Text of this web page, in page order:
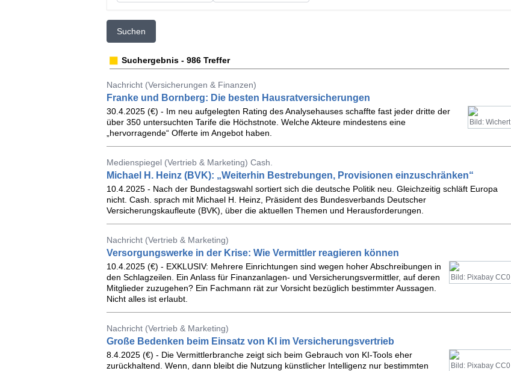
Suchen
Suchergebnis - 986 Treffer
Nachricht (Versicherungen & Finanzen)
Franke und Bornberg: Die besten Hausratversicherungen
Bild: Wichert
30.4.2025 (€) - Im neu aufgelegten Rating des Analysehauses schaffte fast jeder dritte der
über 350 untersuchten Tarife die Höchstnote. Welche Akteure mindestens eine
„hervorragende“ Offerte im Angebot haben.
Medienspiegel (Vertrieb & Marketing) Cash.
Michael H. Heinz (BVK): „Weiterhin Bestrebungen, Provisionen einzuschränken“
10.4.2025 - Nach der Bundestagswahl sortiert sich die deutsche Politik neu. Gleichzeitig schläft Europa
nicht. Cash. sprach mit Michael H. Heinz, Präsident des Bundesverbands Deutscher
Versicherungskaufleute (BVK), über die aktuellen Themen und Herausforderungen.
Nachricht (Vertrieb & Marketing)
Versorgungswerke in der Krise: Wie Vermittler reagieren können
Bild: Pixabay CC0
10.4.2025 (€) - EXKLUSIV: Mehrere Einrichtungen sind wegen hoher Abschreibungen in
den Schlagzeilen. Ein Anlass für Finanzanlagen- und Versicherungsvermittler, auf deren
Mitglieder zuzugehen? Ein Fachmann rät zur Vorsicht bezüglich bestimmter Aussagen.
Nicht alles ist erlaubt.
Nachricht (Vertrieb & Marketing)
Große Bedenken beim Einsatz von KI im Versicherungsvertrieb
Bild: Pixabay CC0
8.4.2025 (€) - Die Vermittlerbranche zeigt sich beim Gebrauch von KI-Tools eher
zurückhaltend. Wenn, dann bleibt die Nutzung künstlicher Intelligenz nur bestimmten